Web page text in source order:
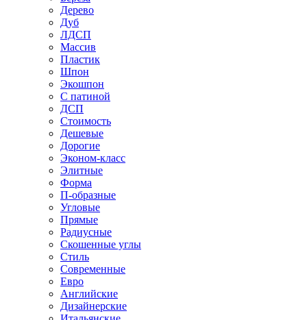
Дерево
Дуб
ЛДСП
Массив
Пластик
Шпон
Экошпон
С патиной
ДСП
Стоимость
Дешевые
Дорогие
Эконом-класс
Элитные
Форма
П-образные
Угловые
Прямые
Радиусные
Скошенные углы
Стиль
Современные
Евро
Английские
Дизайнерские